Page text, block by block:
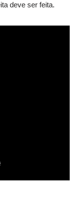
deve ser feita.